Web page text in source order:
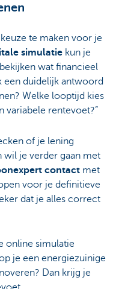
te maken voor je
simulatie kun je
wat financieel
een duidelijk antwoord
Welke looptijd kies
variabele rentevoet?”
of je lening
wil je verder gaan met
contact met
voor je definitieve
dat je alles correct
online simulatie
je een energiezuinige
Dan krijg je